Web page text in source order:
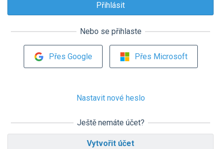
Nebo se přihlaste
Přes Google Přes Microsoft
Nastavit nové heslo
Ještě nemáte účet?
Vytvořit účet